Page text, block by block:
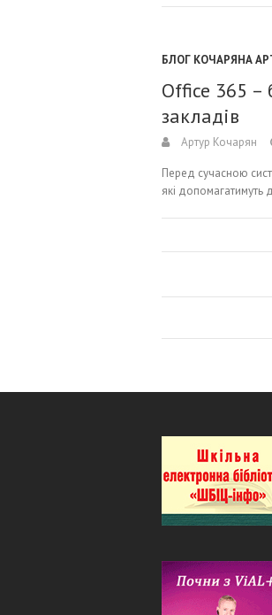
БЛОГ КОЧАРЯНА
Office 365 –
закладів
Артур Кочарян
Перед сучасною
які допомагатимуть